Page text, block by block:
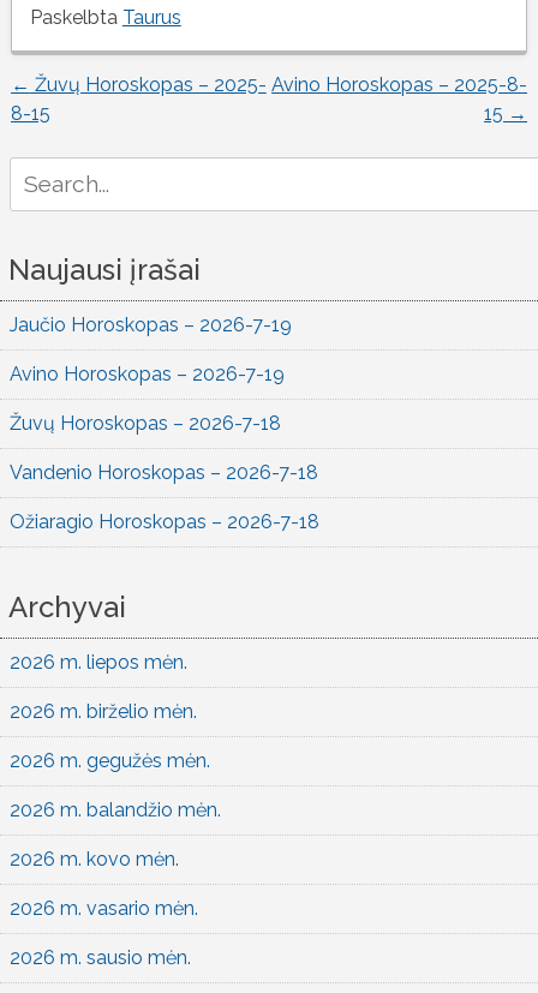
Paskelbta Taurus
Įrašo
naršymas
← Žuvų Horoskopas – 2025-
8-15
Avino Horoskopas – 2025-8-
15 →
for:
Naujausi įrašai
Jaučio Horoskopas – 2026-7-19
Avino Horoskopas – 2026-7-19
Žuvų Horoskopas – 2026-7-18
Vandenio Horoskopas – 2026-7-18
Ožiaragio Horoskopas – 2026-7-18
Archyvai
2026 m. liepos mėn.
2026 m. birželio mėn.
2026 m. gegužės mėn.
2026 m. balandžio mėn.
2026 m. kovo mėn.
2026 m. vasario mėn.
2026 m. sausio mėn.